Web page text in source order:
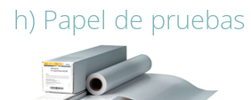
h) Papel de pruebas